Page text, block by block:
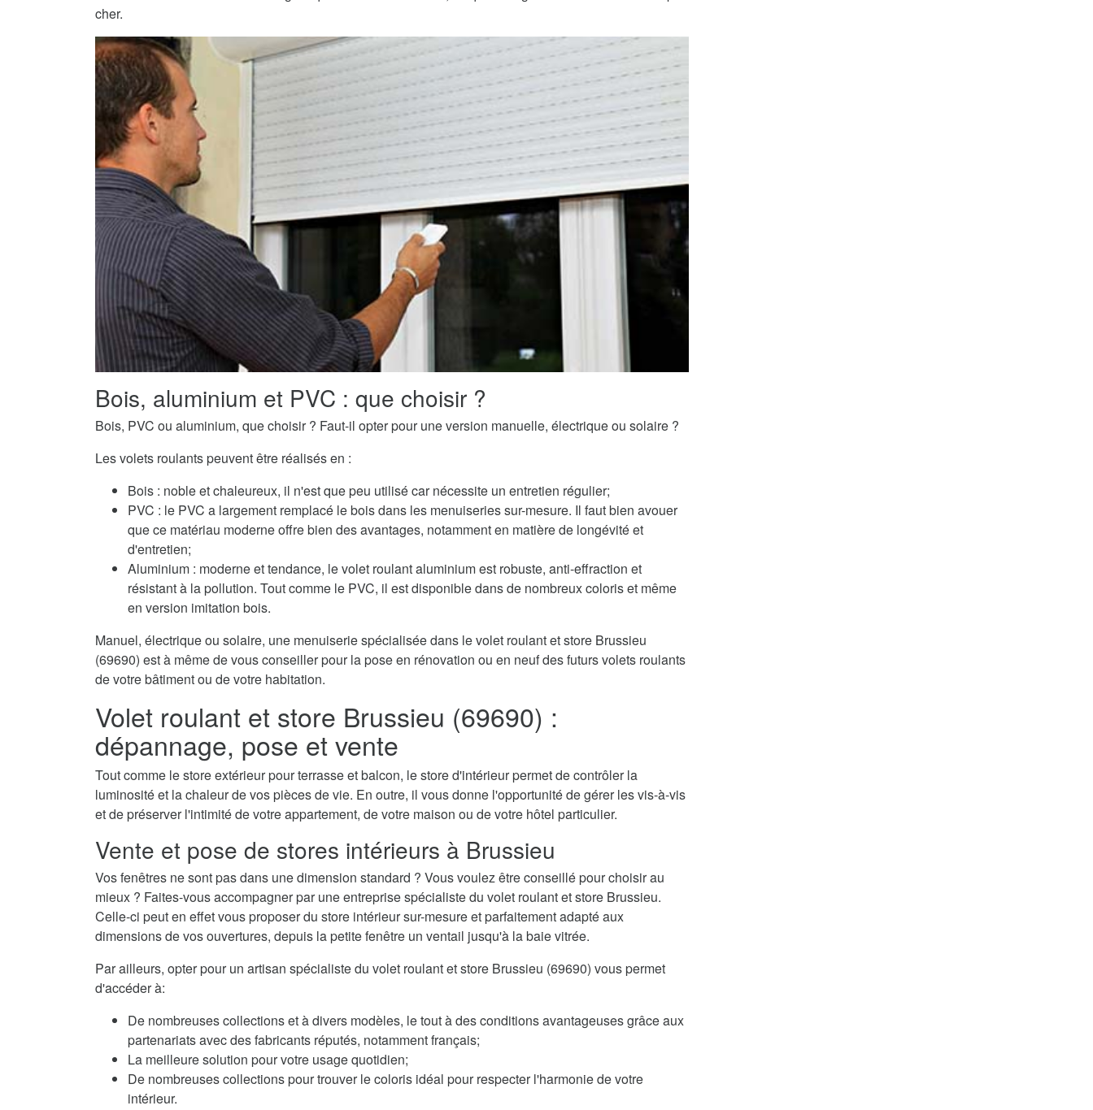
cher.
Bois, aluminium et PVC : que choisir ?
Bois, PVC ou aluminium, que choisir ? Faut-il opter pour une version manuelle, électrique ou solaire ?
Les volets roulants peuvent être réalisés en :
Bois : noble et chaleureux, il n'est que peu utilisé car nécessite un entretien régulier;
PVC : le PVC a largement remplacé le bois dans les menuiseries sur-mesure. Il faut bien avouer
que ce matériau moderne offre bien des avantages, notamment en matière de longévité et
d'entretien;
Aluminium : moderne et tendance, le volet roulant aluminium est robuste, anti-effraction et
résistant à la pollution. Tout comme le PVC, il est disponible dans de nombreux coloris et même
en version imitation bois.
Manuel, électrique ou solaire, une menuiserie spécialisée dans le volet roulant et store Brussieu
(69690) est à même de vous conseiller pour la pose en rénovation ou en neuf des futurs volets roulants
de votre bâtiment ou de votre habitation.
Volet roulant et store Brussieu (69690) :
dépannage, pose et vente
Tout comme le store extérieur pour terrasse et balcon, le store d'intérieur permet de contrôler la
luminosité et la chaleur de vos pièces de vie. En outre, il vous donne l'opportunité de gérer les vis-à-vis
et de préserver l'intimité de votre appartement, de votre maison ou de votre hôtel particulier.
Vente et pose de stores intérieurs à Brussieu
Vos fenêtres ne sont pas dans une dimension standard ? Vous voulez être conseillé pour choisir au
mieux ? Faites-vous accompagner par une entreprise spécialiste du volet roulant et store Brussieu.
Celle-ci peut en effet vous proposer du store intérieur sur-mesure et parfaitement adapté aux
dimensions de vos ouvertures, depuis la petite fenêtre un ventail jusqu'à la baie vitrée.
Par ailleurs, opter pour un artisan spécialiste du volet roulant et store Brussieu (69690) vous permet
d'accéder à:
De nombreuses collections et à divers modèles, le tout à des conditions avantageuses grâce aux
partenariats avec des fabricants réputés, notamment français;
La meilleure solution pour votre usage quotidien;
De nombreuses collections pour trouver le coloris idéal pour respecter l'harmonie de votre
intérieur.